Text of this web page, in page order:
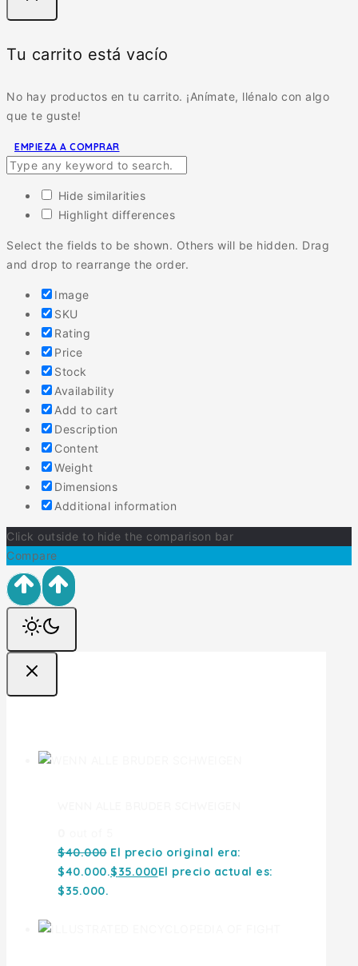
Tu carrito está vacío
No hay productos en tu carrito. ¡Anímate, llénalo con algo
que te guste!
EMPIEZA A COMPRAR
Hide similarities
Highlight differences
Select the fields to be shown. Others will be hidden. Drag
and drop to rearrange the order.
Image
SKU
Rating
Price
Stock
Availability
Add to cart
Description
Content
Weight
Dimensions
Additional information
Click outside to hide the comparison bar
Compare
$40.000 El precio original era:
$40.000.$35.000El precio actual es:
$35.000.